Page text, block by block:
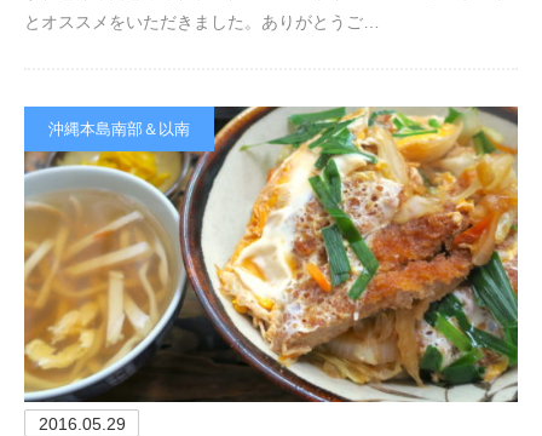
とオススメをいただきました。ありがとうご…
沖縄本島南部＆以南
2016.05.29